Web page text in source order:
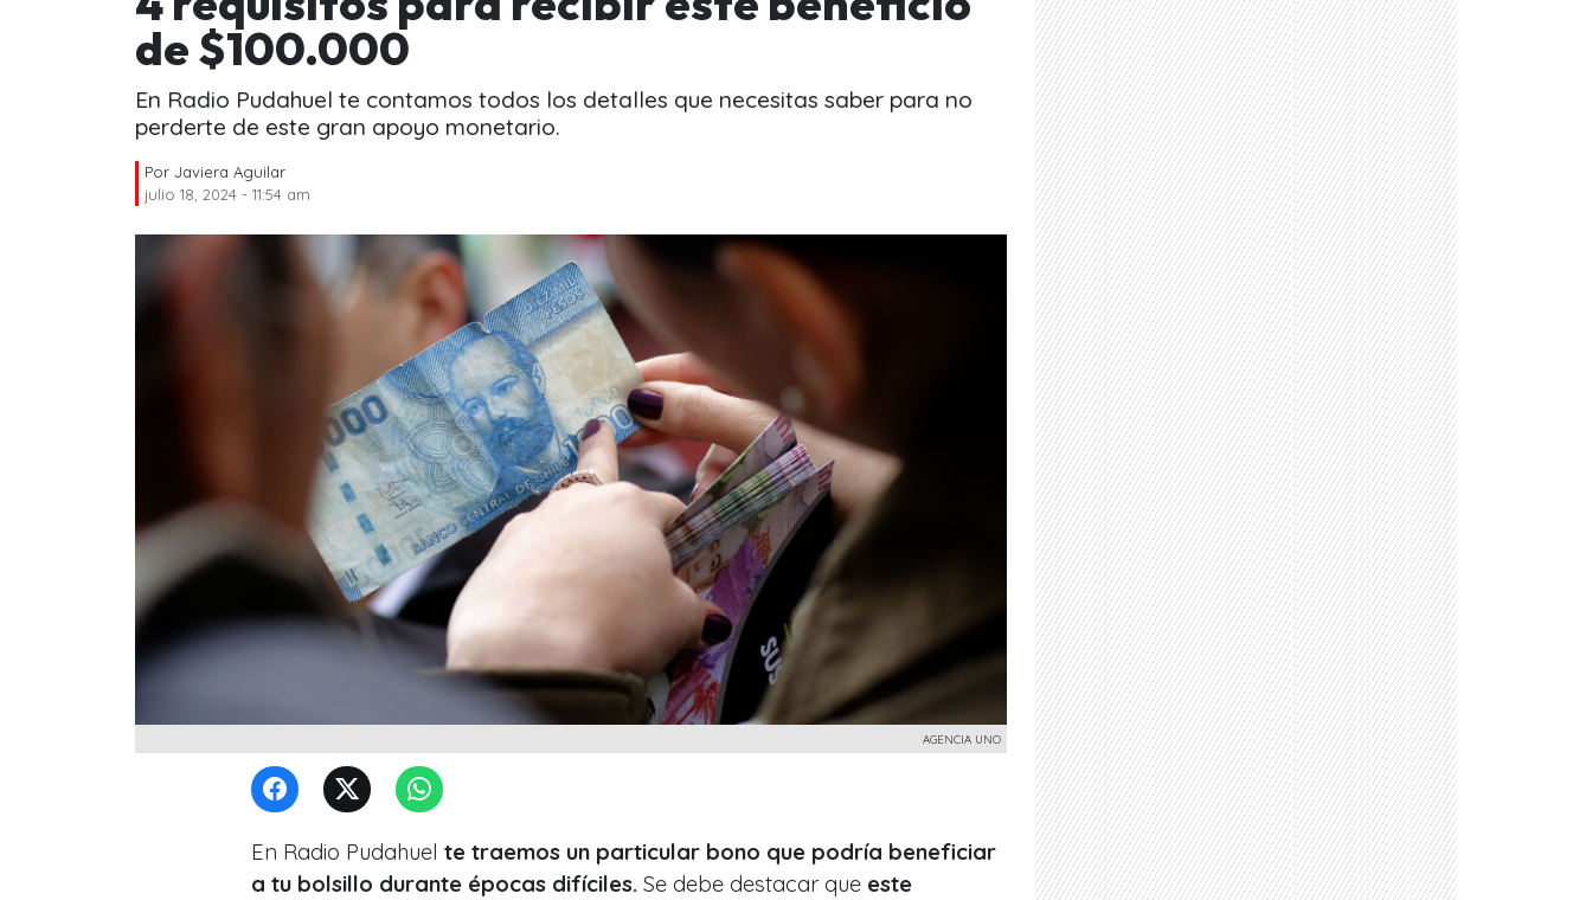
de $100.000
En Radio Pudahuel te contamos todos los detalles que necesitas saber para no
perderte de este gran apoyo monetario.
Por Javiera Aguilar
julio 18, 2024 - 11:54 am
AGENCIA UNO
En Radio Pudahuel te traemos un particular bono que podría beneficiar
a tu bolsillo durante épocas difíciles. Se debe destacar que este